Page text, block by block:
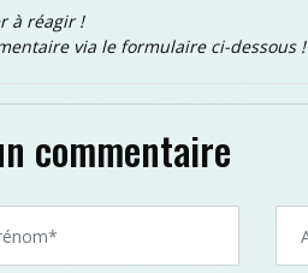
à réagir !
via le formulaire ci-dessous !
commentaire